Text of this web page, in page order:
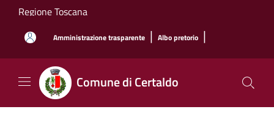
Salta al contenuto principale
Regione Toscana
Amministrazione trasparente | Albo pretorio |
Comune di Certaldo